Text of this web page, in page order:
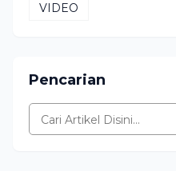
VIDEO
Pencarian